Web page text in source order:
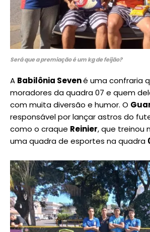
Será que a premiação é um kg de feijão?
A Babilônia Sevené uma confraria
moradores da quadra 07 e quem
com muita diversão e humor. O
responsável por lançar astros do
como o craque Reinier, que treinou
uma quadra de esportes na quadra